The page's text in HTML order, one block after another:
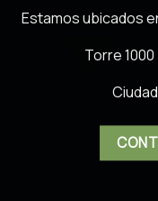
Estamos ubicados
Torre 1000